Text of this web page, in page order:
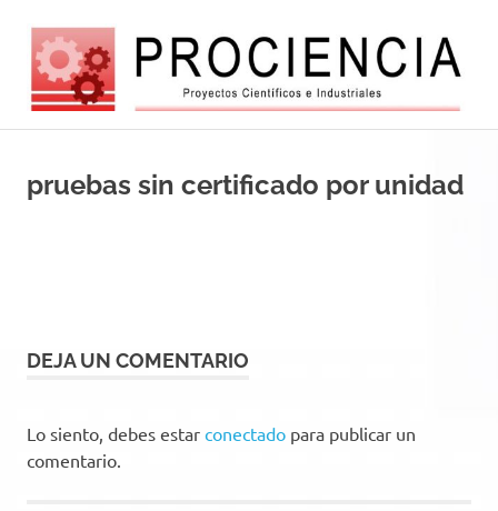
contenido
Balanzas
y
de
pruebas sin certificado por unidad
DEJA UN COMENTARIO
Lo siento, debes estar conectado para publicar un
comentario.